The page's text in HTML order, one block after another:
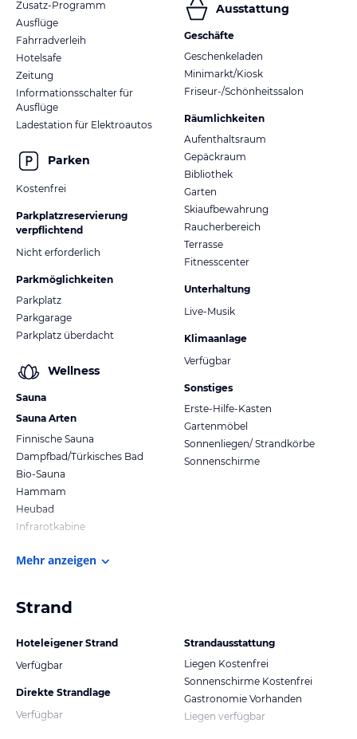
Zusatz-Programm
Ausflüge
Fahrradverleih
Hotelsafe
Zeitung
Informationsschalter für
Ausflüge
Ladestation für Elektroautos
Parken
Kostenfrei
Parkplatzreservierung
verpflichtend
Nicht erforderlich
Parkmöglichkeiten
Parkplatz
Parkgarage
Parkplatz überdacht
Wellness
Sauna
Sauna Arten
Finnische Sauna
Dampfbad/Türkisches Bad
Bio-Sauna
Hammam
Heubad
Infrarotkabine
Ausstattung
Geschäfte
Geschenkeladen
Minimarkt/Kiosk
Friseur-/Schönheitssalon
Räumlichkeiten
Aufenthaltsraum
Gepäckraum
Bibliothek
Garten
Skiaufbewahrung
Raucherbereich
Terrasse
Fitnesscenter
Unterhaltung
Live-Musik
Klimaanlage
Verfügbar
Sonstiges
Erste-Hilfe-Kasten
Gartenmöbel
Sonnenliegen/ Strandkörbe
Sonnenschirme
Mehr anzeigen
Strand
Hoteleigener Strand
Verfügbar
Direkte Strandlage
Verfügbar
Strandausstattung
Liegen Kostenfrei
Sonnenschirme Kostenfrei
Gastronomie Vorhanden
Liegen verfügbar